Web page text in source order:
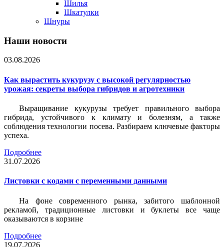
Шилья
Шкатулки
Шнуры
Наши новости
03.08.2026
Как вырастить кукурузу с высокой регулярностью
урожая: секреты выбора гибридов и агротехники
Выращивание кукурузы требует правильного выбора
гибрида, устойчивого к климату и болезням, а также
соблюдения технологии посева. Разбираем ключевые факторы
успеха.
Подробнее
31.07.2026
Листовки c кодами с переменными данными
На фоне современного рынка, забитого шаблонной
рекламой, традиционные листовки и буклеты все чаще
оказываются в корзине
Подробнее
19.07.2026